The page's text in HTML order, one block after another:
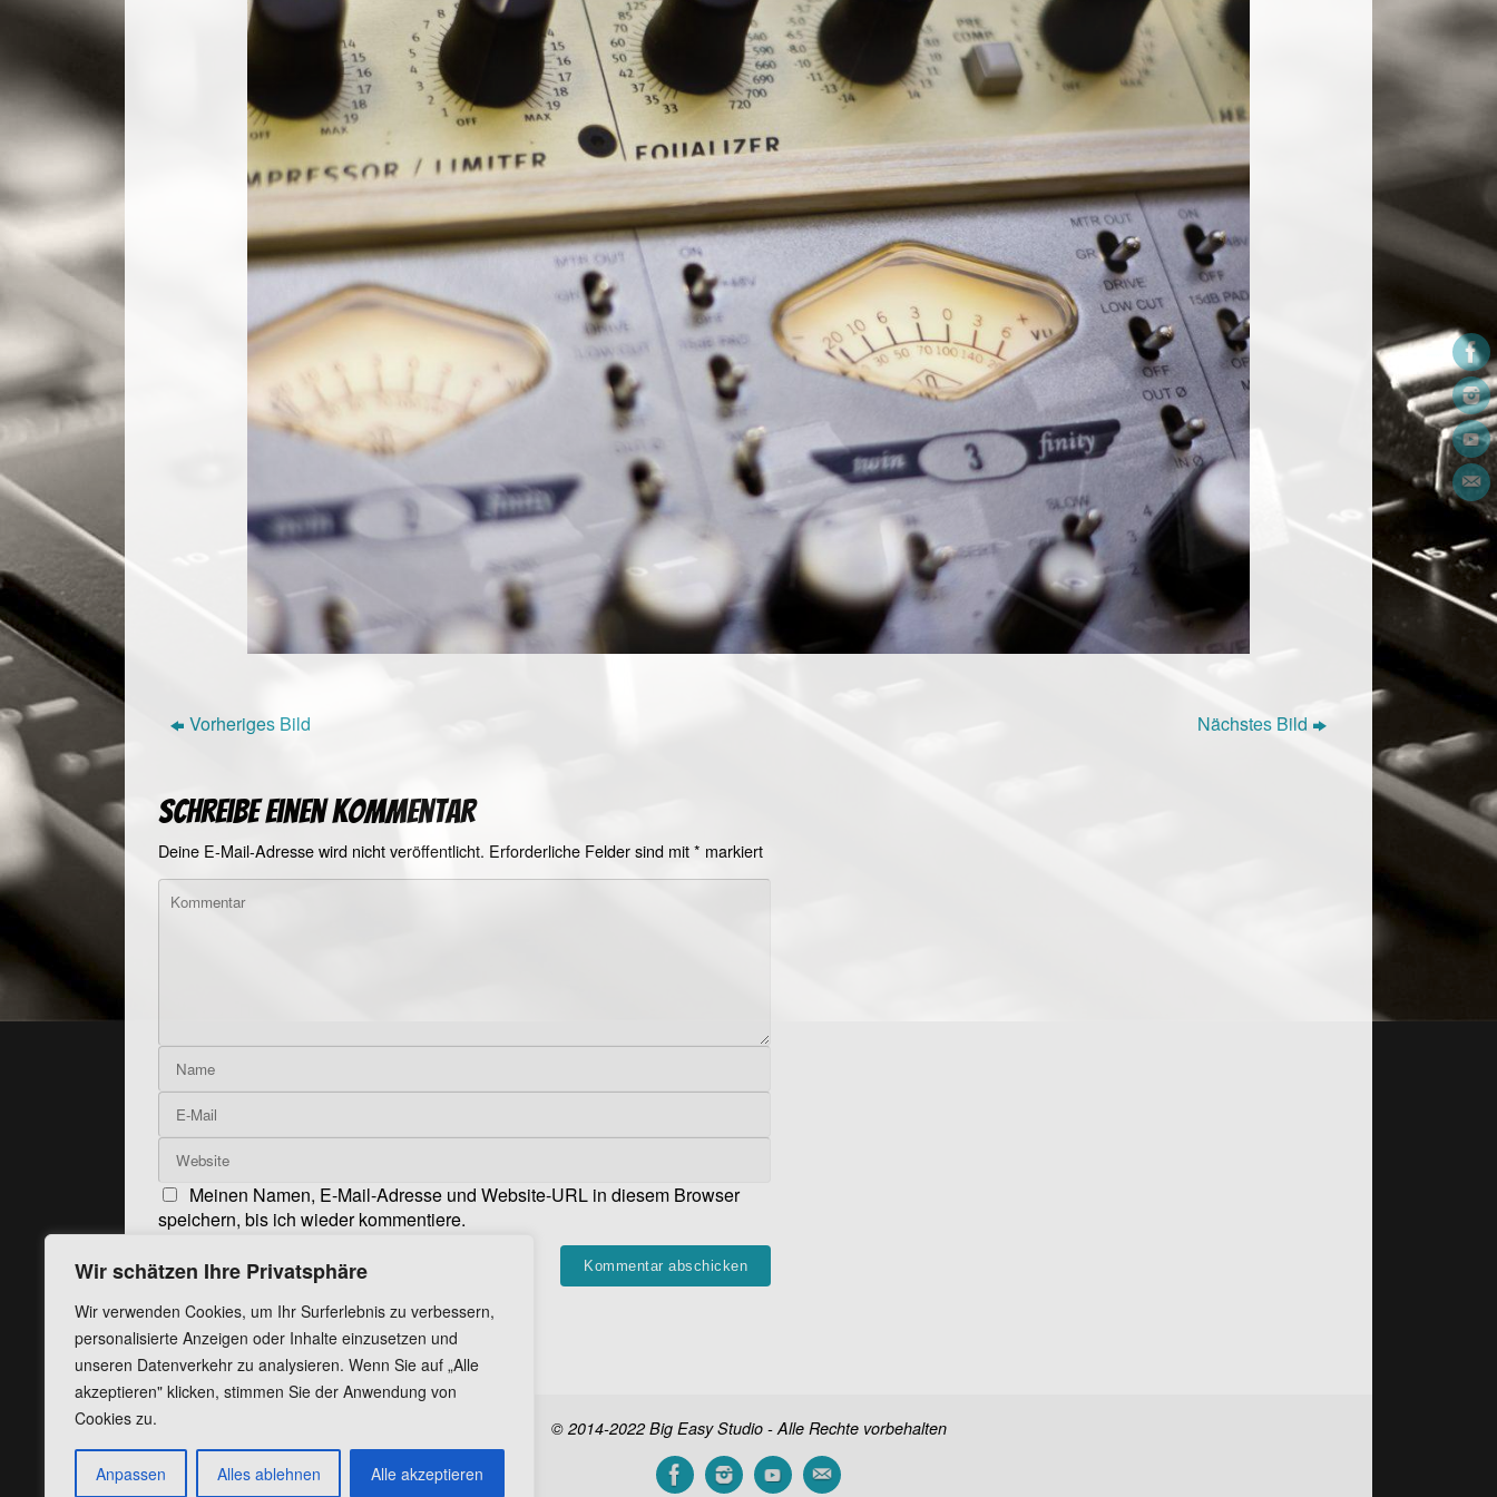
Wir schätzen Ihre Privatsphäre
Wir verwenden Cookies, um Ihr Surferlebnis zu verbessern,
personalisierte Anzeigen oder Inhalte einzusetzen und
unseren Datenverkehr zu analysieren. Wenn Sie auf „Alle
akzeptieren" klicken, stimmen Sie der Anwendung von
Cookies zu.
Anpassen Alles ablehnen Alle akzeptieren
Vorheriges Bild Nächstes Bild
Schreibe einen Kommentar
Deine E-Mail-Adresse wird nicht veröffentlicht. Erforderliche Felder sind mit* markiert
Meinen Namen, E-Mail-Adresse und Website-URL in diesem Browser
speichern, bis ich wieder kommentiere.
© 2014-2022 Big Easy Studio - Alle Rechte vorbehalten